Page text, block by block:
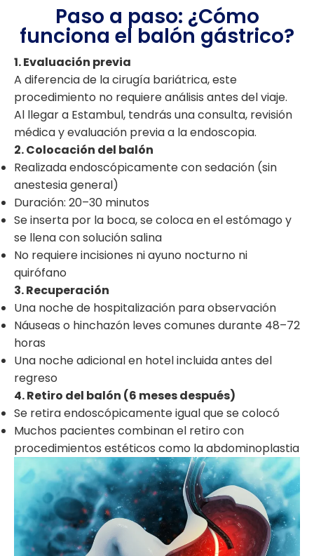
Paso a paso: ¿Cómo
funciona el balón gástrico?
1. Evaluación previa
A diferencia de la cirugía bariátrica, este
procedimiento no requiere análisis antes del viaje.
Al llegar a Estambul, tendrás una consulta, revisión
médica y evaluación previa a la endoscopia.
2. Colocación del balón
Realizada endoscópicamente con sedación (sin
anestesia general)
Duración: 20–30 minutos
Se inserta por la boca, se coloca en el estómago y
se llena con solución salina
No requiere incisiones ni ayuno nocturno ni
quirófano
3. Recuperación
Una noche de hospitalización para observación
Náuseas o hinchazón leves comunes durante 48–72
horas
Una noche adicional en hotel incluida antes del
regreso
4. Retiro del balón (6 meses después)
Se retira endoscópicamente igual que se colocó
Muchos pacientes combinan el retiro con
procedimientos estéticos como la abdominoplastia